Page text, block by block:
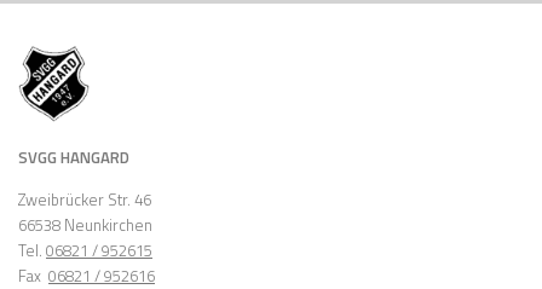
SVGG HANGARD
Zweibrücker Str. 46
66538 Neunkirchen
Tel. 06821 / 952615
Fax 06821 / 952616